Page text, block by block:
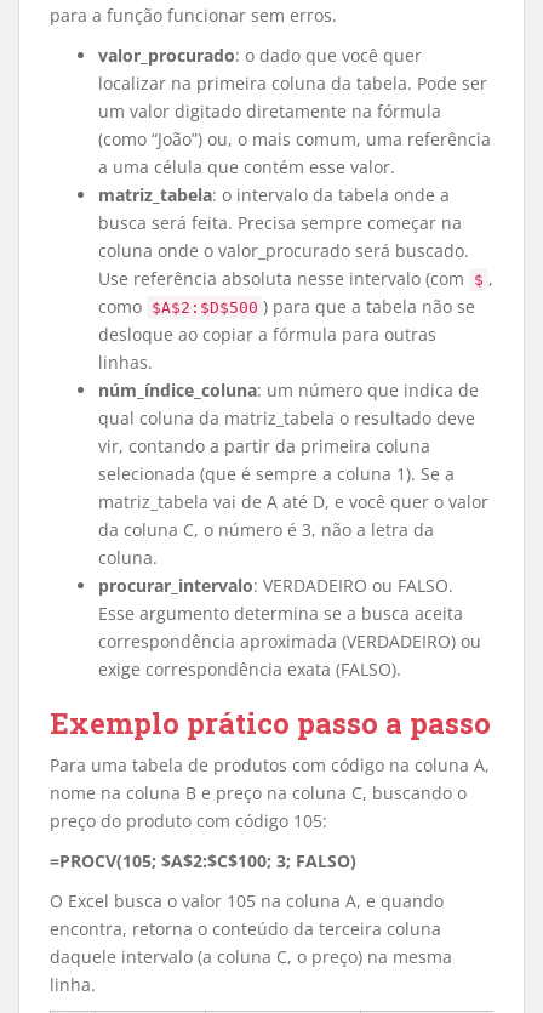
para a função funcionar sem erros.
valor_procurado: o dado que você quer
localizar na primeira coluna da tabela. Pode ser
um valor digitado diretamente na fórmula
(como “João”) ou, o mais comum, uma referência
a uma célula que contém esse valor.
matriz_tabela: o intervalo da tabela onde a
busca será feita. Precisa sempre começar na
coluna onde o valor_procurado será buscado.
Use referência absoluta nesse intervalo (com
$ ,
como $A$2:$D$500 ) para que a tabela não se
desloque ao copiar a fórmula para outras
linhas.
núm_índice_coluna: um número que indica de
qual coluna da matriz_tabela o resultado deve
vir, contando a partir da primeira coluna
selecionada (que é sempre a coluna 1). Se a
matriz_tabela vai de A até D, e você quer o valor
da coluna C, o número é 3, não a letra da
coluna.
procurar_intervalo: VERDADEIRO ou FALSO.
Esse argumento determina se a busca aceita
correspondência aproximada (VERDADEIRO) ou
exige correspondência exata (FALSO).
Exemplo prático passo a passo
Para uma tabela de produtos com código na coluna A,
nome na coluna B e preço na coluna C, buscando o
preço do produto com código 105:
=PROCV(105; $A$2:$C$100; 3; FALSO)
O Excel busca o valor 105 na coluna A, e quando
encontra, retorna o conteúdo da terceira coluna
daquele intervalo (a coluna C, o preço) na mesma
linha.